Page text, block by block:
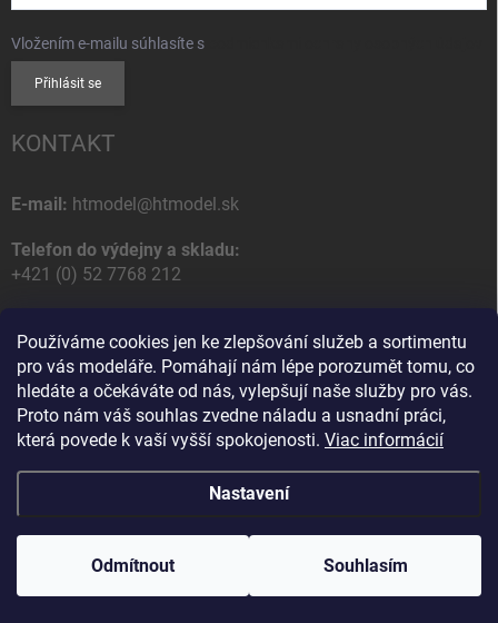
Používáme cookies jen ke zlepšování služeb a sortimentu
pro vás modeláře. Pomáhají nám lépe porozumět tomu, co
hledáte a očekáváte od nás, vylepšují naše služby pro vás.
Proto nám váš souhlas zvedne náladu a usnadní práci,
která povede k vaší vyšší spokojenosti. Viac informácií
Nastavení
Odmítnout Souhlasím
Vložením e-mailu súhlasíte s
Přihlásit se
KONTAKT
E-mail: htmodel@htmodel.sk
Telefon do výdejny a skladu:
+421 (0) 52 7768 212
HT model
Na letisko 49
058 01 Poprad
Slovenská Republika
Vytvořil Shoptet
Copyright 2026HT model. Všechna práva vyhrazena.Upravit nastavení